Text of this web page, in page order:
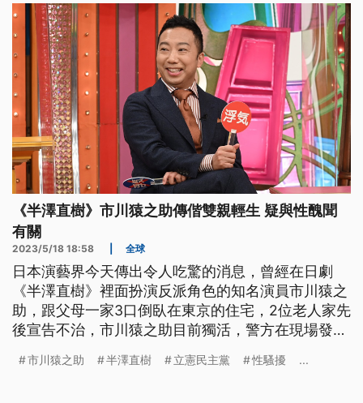
《半澤直樹》市川猿之助傳偕雙親輕生 疑與性醜聞
有關
2023/5/18 18:58 全球
日本演藝界今天傳出令人吃驚的消息，曾經在日劇
《半澤直樹》裡面扮演反派角色的知名演員市川猿之
助，跟父母一家3口倒臥在東京的住宅，2位老人家先
後宣告不治，市川猿之助目前獨活，警方在現場發現
嫌性騷擾並且霸凌同事的醜聞。
市川猿之助 半澤直樹 立憲民主黨 性騷擾 ...